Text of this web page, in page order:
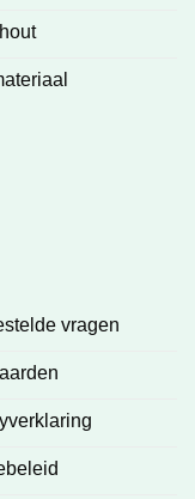
vragen